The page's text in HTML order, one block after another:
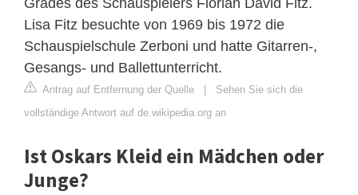
Lisa Fitz besuchte von 1969 bis 1972 die
Schauspielschule Zerboni und hatte Gitarren-,
Gesangs- und Ballettunterricht.
Antrag auf Entfernung der Quelle | Sehen Sie sich die
vollständige Antwort auf de.wikipedia.org an
Ist Oskars Kleid ein Mädchen oder
Junge?